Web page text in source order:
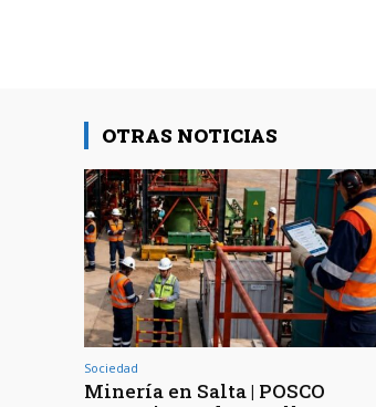
OTRAS NOTICIAS
Sociedad
Minería en Salta | POSCO